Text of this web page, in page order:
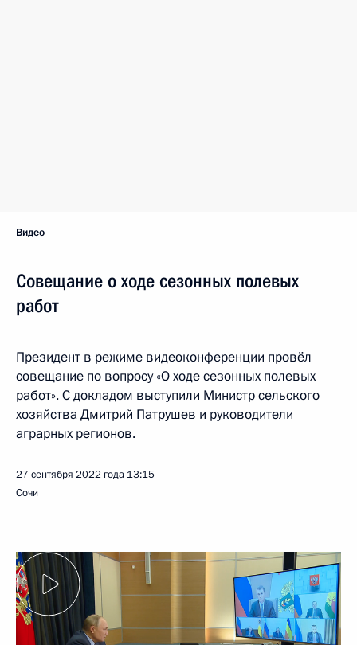
Видео
Совещание о ходе сезонных полевых
работ
Президент в режиме видеоконференции провёл
совещание по вопросу «О ходе сезонных полевых
работ». С докладом выступили Министр сельского
хозяйства Дмитрий Патрушев и руководители
аграрных регионов.
27 сентября 2022 года 13:15
Сочи